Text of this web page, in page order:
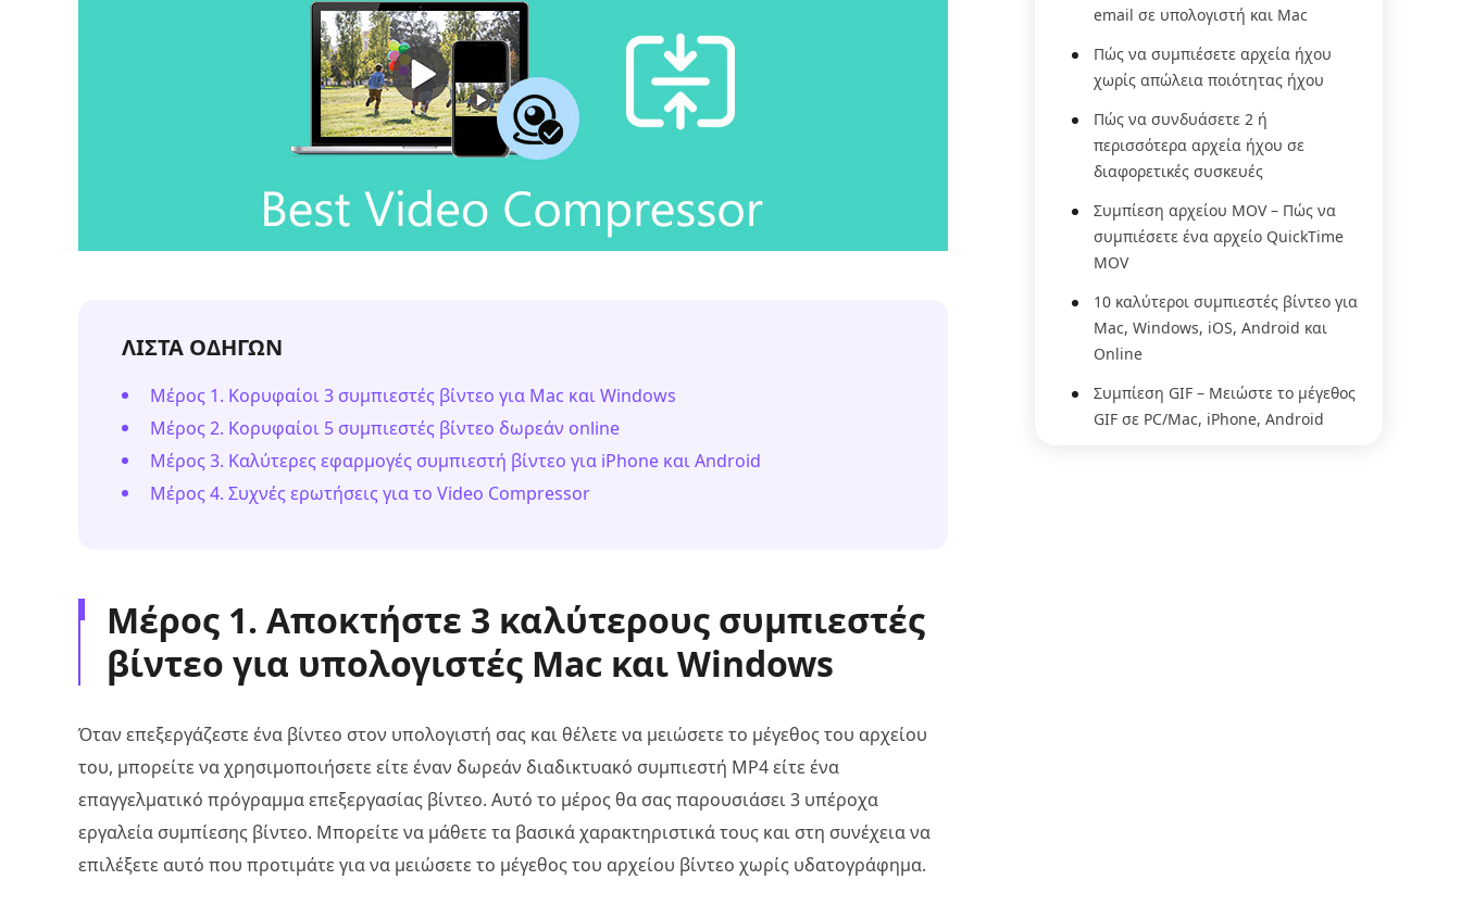
ΛΙΣΤΑ ΟΔΗΓΩΝ
Μέρος 1. Κορυφαίοι 3 συμπιεστές βίντεο για Mac και Windows
Μέρος 2. Κορυφαίοι 5 συμπιεστές βίντεο δωρεάν online
Μέρος 3. Καλύτερες εφαρμογές συμπιεστή βίντεο για iPhone και Android
Μέρος 4. Συχνές ερωτήσεις για το Video Compressor
Μέρος 1. Αποκτήστε 3 καλύτερους συμπιεστές
βίντεο για υπολογιστές Mac και Windows
Όταν επεξεργάζεστε ένα βίντεο στον υπολογιστή σας και θέλετε να μειώσετε το μέγεθος του αρχείου
του, μπορείτε να χρησιμοποιήσετε είτε έναν δωρεάν διαδικτυακό συμπιεστή MP4 είτε ένα
επαγγελματικό πρόγραμμα επεξεργασίας βίντεο. Αυτό το μέρος θα σας παρουσιάσει 3 υπέροχα
εργαλεία συμπίεσης βίντεο. Μπορείτε να μάθετε τα βασικά χαρακτηριστικά τους και στη συνέχεια να
επιλέξετε αυτό που προτιμάτε για να μειώσετε το μέγεθος του αρχείου βίντεο χωρίς υδατογράφημα.
email σε υπολογιστή και Mac
Πώς να συμπιέσετε αρχεία ήχου
χωρίς απώλεια ποιότητας ήχου
Πώς να συνδυάσετε 2 ή
περισσότερα αρχεία ήχου σε
διαφορετικές συσκευές
Συμπίεση αρχείου MOV – Πώς να
συμπιέσετε ένα αρχείο QuickTime
MOV
10 καλύτεροι συμπιεστές βίντεο για
Mac, Windows, iOS, Android και
Online
Συμπίεση GIF – Μειώστε το μέγεθος
GIF σε PC/Mac, iPhone, Android